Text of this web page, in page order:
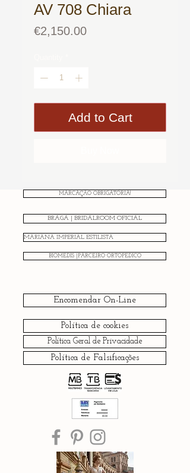
AV 708 Chiara
€2,150.00Price
Add to Cart
MARCAÇÃO OBRIGATÓRIA!
BRAGA | BRIDALROOM OFICIAL
MARIANA IMPERIAL ESTILISTA
BIOMEDIS |PARCEIRO ORTOPÉDICO
Encomendar On-Line
Política de cookies
Política Geral de Privacidade
Política de Falsificações